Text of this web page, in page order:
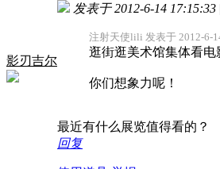
影刃吉尔
发表于 2012-6-14 17:15:33
注射天使lili 发表于 2012-6-
逛街逛美术馆集体看
你们想象力呢！
最近有什么展览值得看的？
回复